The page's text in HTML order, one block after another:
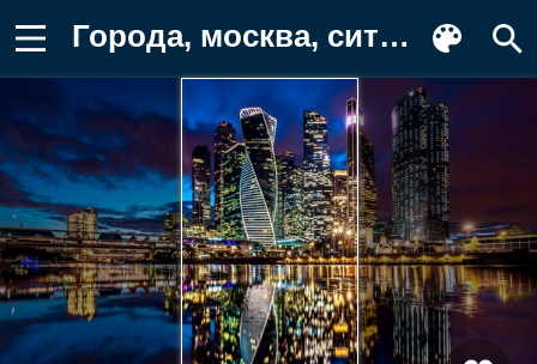
Города, москва, сити, столица Обои на телефон